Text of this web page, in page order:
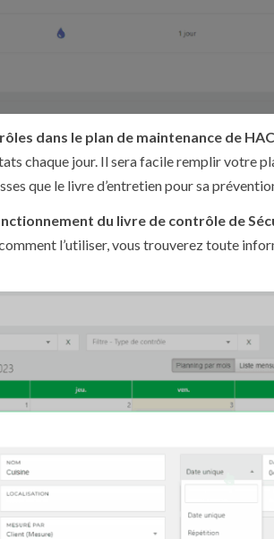
dans le plan de maintenance de
chaque jour. Il sera facile remplir votre
que le livre d’entretien pour sa
du livre de contrôle de
l’utiliser, vous trouverez toute